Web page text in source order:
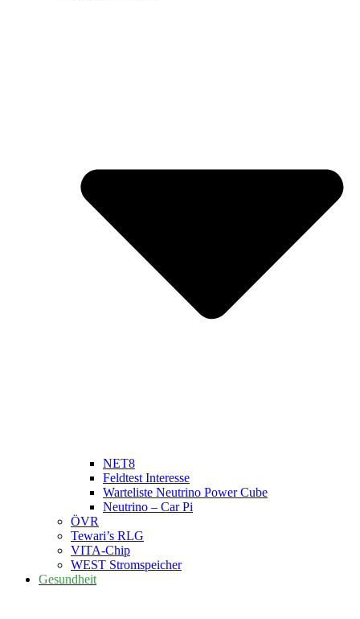
NET8
Feldtest Interesse
Warteliste Neutrino Power Cube
Neutrino – Car Pi
ÖVR
Tewari’s RLG
VITA-Chip
WEST Stromspeicher
Gesundheit